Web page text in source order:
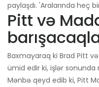
paylaşdı. 'Aralarında heç
Pitt və
Baxmayaraq ki Brad Pitt
ümid edir ki, işlər
Mənbə qeyd edib ki, Pitt